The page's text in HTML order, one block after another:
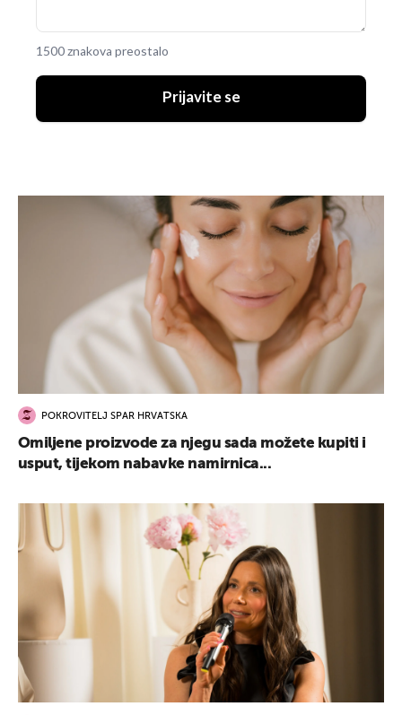
1500 znakova preostalo
Prijavite se
POKROVITELJ SPAR HRVATSKA
Omiljene proizvode za njegu sada možete kupiti i
usput, tijekom nabavke namirnica...